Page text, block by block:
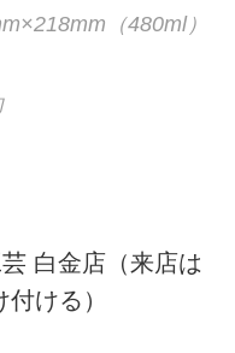
（480ml）
白金店（来店は
ける）